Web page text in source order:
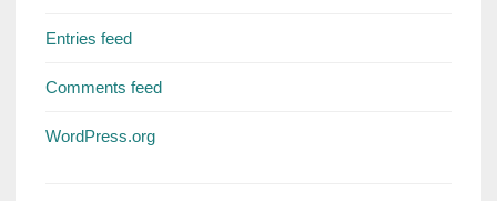
Entries feed
Comments feed
WordPress.org